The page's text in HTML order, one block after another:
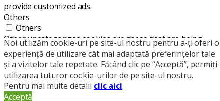
Noi utilizăm cookie-uri pe site-ul nostru pentru a-ți oferi o
experiență de utilizare cât mai adaptată preferințelor tale
și a vizitelor tale repetate. Făcând clic pe “Acceptă”, permiți
utilizarea tuturor cookie-urilor de pe site-ul nostru.
Pentru mai multe detalii clic aici.
Acceptă
provide customized ads.
Others
Others
Other uncategorized cookies are those that are being
analyzed and have not been classified into a category as
yet.
SAVE & ACCEPT
×Close